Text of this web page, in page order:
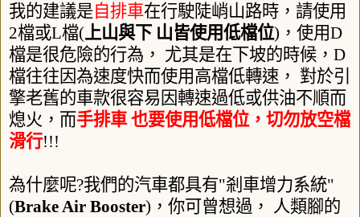
我的建議是自排車在行駛陡峭山路時，請使用
2檔或L檔(上山與下 山皆使用低檔位) ，使用D
檔是很危險的行為， 尤其是在下坡的時候， D
檔往往因為速度快而使用高檔低轉速， 對於引
擎老舊的車款很容易因轉速過低或供油不順而
熄火，而手排車 也要使用低檔位，切勿放空檔
滑行!!!
為什麼呢?我們的汽車都具有"剎車增力系統"
(Brake Air Booster) ，你可曾想過， 人類腳的